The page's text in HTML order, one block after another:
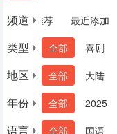
频道
热门推荐 最近添加
类型 全部 喜剧
地区 全部 大陆
年份 全部 2025
语言 全部 国语